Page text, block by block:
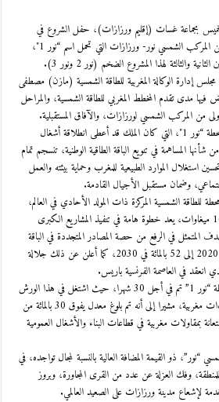
بجماعة غسات (إقليم ورزازات)، حفل الشروع في
الاستغلال الرسمي للمحطة الأولى من المركب الشمسي نور- ورزازات التي تحمل اسم “نور 1″،
والثالثة لهذا المشروع الضخم (نور 2 ونور 3).
إدارة الوكالة المغربية للطاقة الشمسية (مازن) مصطفى
مدى تقدم المخطط المغربي للطاقة الشمسية، والمراحل
من المركب الشمسي لورزازات، والآفاق المستقبلية.
وأكد البكوري في هذا الصدد أن محطة “نور 1″، التي كان الملك قد أعطى انطلاقة أشغال
ماي 2013، والتي من شأنها المساهمة في تنويع الباقة الطاقية الوطنية، تنسجم تمام
استغلال الموارد الطبيعية للمغرب وحماية بيئته والعمل
وضمان مستقبل الأجيال القادمة.
محطة “نور 1″،أكبر محطة للطاقة الشمسية المركزة ذات المولد الأحادي في العالم،
حتى الآن بقدرة إنتاجية قدرها 160 ميغاوات، يعد خطوة هامة في تنفيذ المشاريع الكبرى
المتمثل في الرفع من حصة المصادر المتجددة في الباقة
الكهربائية الوطنية من 42 بالمائة في 2020 إلى 52 بالمائة في 2030، كما أعلن عن ذلك جلالة
وأضاف السيد البكوري أن بناء محطة “نور 1” تم في أجل 30 شهرا، حيث اشتغل في هذا الورش
2000 عامل، 85 بالمائة منهم كفاءات مغربية، مشيرا إلى أنه تم بلوغ معدل يفوق 30 بالمائة من
بمقاولات مغربية في قطاعات البناء والأشغال العمومية
ذو القيمة المضافة العالية بالنسبة لمجال تواجده، في
للمنطقة، وفك العزلة عن عدد من القرى المجاورة، وبروز
لإشعاع مدينة ورزازات على الصعيد العالمي.